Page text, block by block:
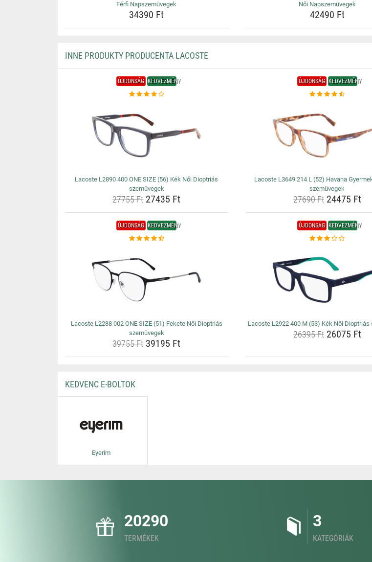
Férfi Napszemüvegek
34390 Ft
Női Napszemüvegek
42490 Ft
INNE PRODUKTY PRODUCENTA LACOSTE
ÚJDONSÁG KEDVEZMÉNY
Lacoste L2890 400 ONE SIZE (56) Kék Női Dioptriás
szemüvegek
27755 Ft27435 Ft
ÚJDONSÁG KEDVEZMÉNY
Lacoste L3649 214 L (52) Havana
szemüvegek
27690 Ft24475 Ft
ÚJDONSÁG KEDVEZMÉNY
Lacoste L2288 002 ONE SIZE (51) Fekete Női Dioptriás
szemüvegek
39755 Ft39195 Ft
ÚJDONSÁG KEDVEZMÉNY
Lacoste L2922 400 M (53) Kék Női Dioptriás
26395 Ft26075 Ft
KEDVENC E-BOLTOK
Eyerim
20290
TERMÉKEK
3
KATEGÓRIÁK